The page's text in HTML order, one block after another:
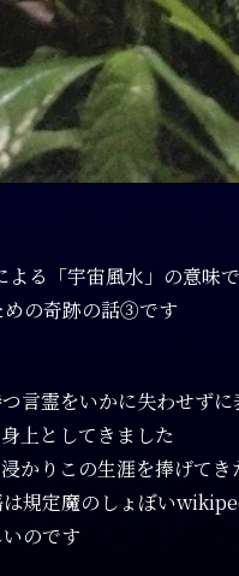
「宇宙風水」の意味
めの奇跡の話③です
言霊をいかに失わせず
上としてきました
かりこの生涯を捧げて
規定魔のしょぼい
のです